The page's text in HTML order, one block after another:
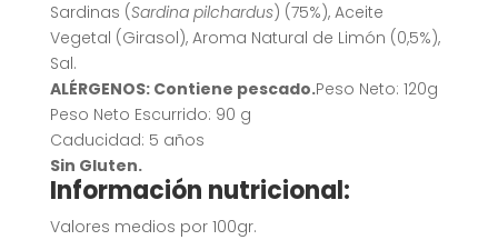
Sardinas (Sardina pilchardus) (75%), Aceite
Vegetal (Girasol), Aroma Natural de Limón (0,5%),
Sal.
ALÉRGENOS: Contiene pescado.Peso Neto: 120g
Peso Neto Escurrido: 90 g
Caducidad: 5 años
Sin Gluten.
Información nutricional:
Valores medios por 100gr.